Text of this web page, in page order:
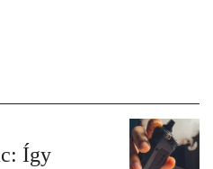
Így